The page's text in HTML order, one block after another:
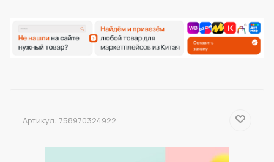
Артикул: 758970324922